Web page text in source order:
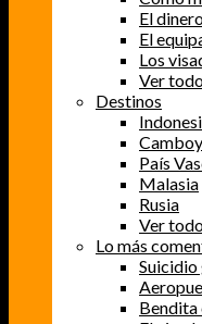
El
El
Los
Ver
Destinos
País
Malasia
Rusia
Ver
Lo más
Suicidio
Bendita